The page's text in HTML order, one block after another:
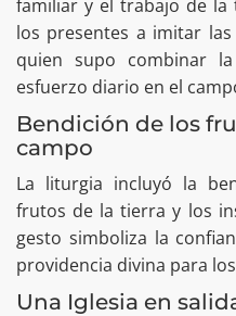
familiar y el trabajo de la
los presentes a imitar
quien supo combinar
esfuerzo diario en el
Bendición de los
campo
La liturgia incluyó la
frutos de la tierra y los
gesto simboliza la
providencia divina para
Una Iglesia en